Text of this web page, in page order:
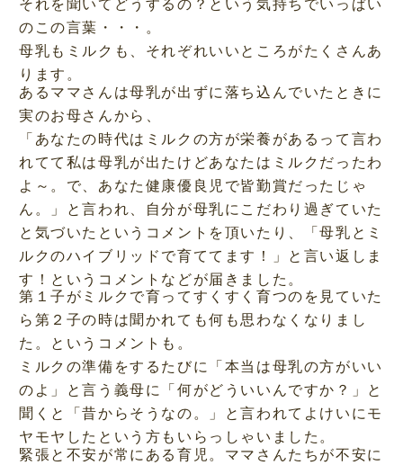
のこの言葉・・・。
母乳もミルクも、それぞれいいところがたくさんあ
ります。
あるママさんは母乳が出ずに落ち込んでいたときに
実のお母さんから、
「あなたの時代はミルクの方が栄養があるって言わ
れてて私は母乳が出たけどあなたはミルクだったわ
よ～。で、あなた健康優良児で皆勤賞だったじゃ
ん。」と言われ、自分が母乳にこだわり過ぎていた
と気づいたというコメントを頂いたり、「母乳とミ
ルクのハイブリッドで育ててます！」と言い返しま
す！というコメントなどが届きました。
第１子がミルクで育ってすくすく育つのを見ていた
ら第２子の時は聞かれても何も思わなくなりまし
た。というコメントも。
ミルクの準備をするたびに「本当は母乳の方がいい
のよ」と言う義母に「何がどういいんですか？」と
聞くと「昔からそうなの。」と言われてよけいにモ
ヤモヤしたという方もいらっしゃいました。
緊張と不安が常にある育児。ママさんたちが不安に